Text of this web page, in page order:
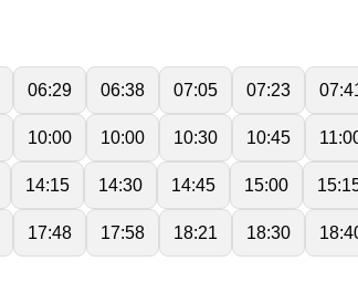
06:29 06:38 07:05 07:23
10:00 10:00 10:30 10:45
14:15 14:30 14:45 15:00
17:48 17:58 18:21 18:30